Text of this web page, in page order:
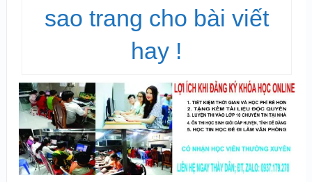
sao trang cho bài viết
hay !